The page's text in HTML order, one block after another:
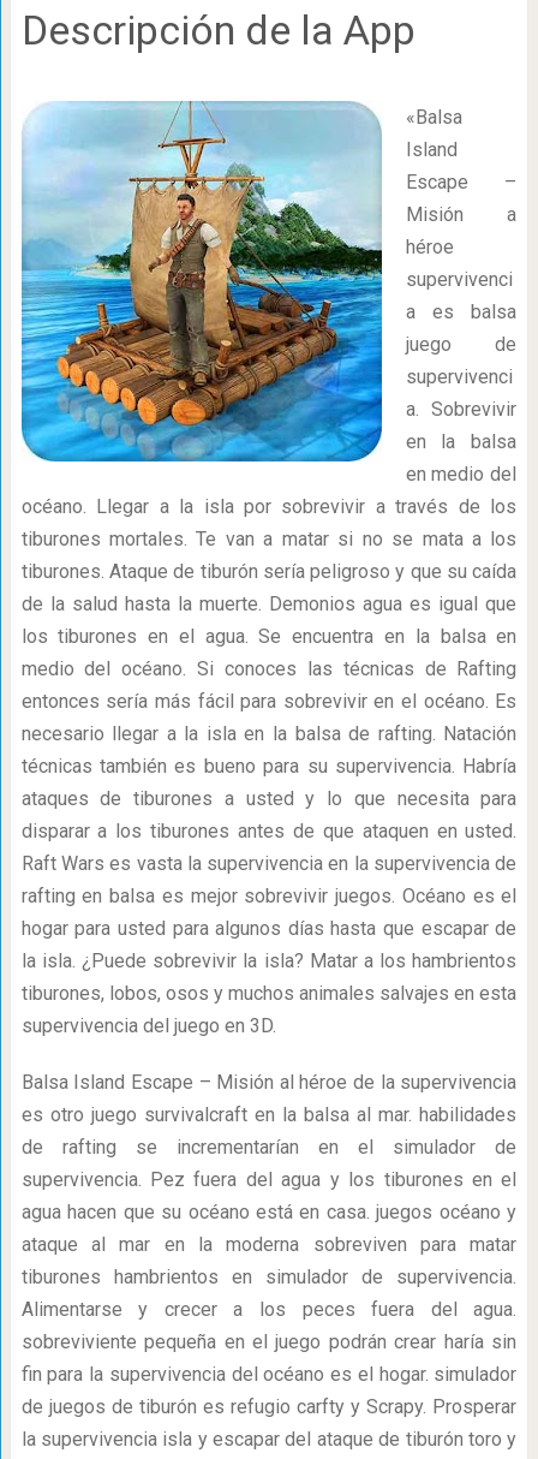
Descripción de la App
«Balsa
Island
Escape –
Misión a
héroe
supervivenci
a es balsa
juego de
supervivenci
a. Sobrevivir
en la balsa
en medio del
océano. Llegar a la isla por sobrevivir a través de los
tiburones mortales. Te van a matar si no se mata a los
tiburones. Ataque de tiburón sería peligroso y que su caída
de la salud hasta la muerte. Demonios agua es igual que
los tiburones en el agua. Se encuentra en la balsa en
medio del océano. Si conoces las técnicas de Rafting
entonces sería más fácil para sobrevivir en el océano. Es
necesario llegar a la isla en la balsa de rafting. Natación
técnicas también es bueno para su supervivencia. Habría
ataques de tiburones a usted y lo que necesita para
disparar a los tiburones antes de que ataquen en usted.
Raft Wars es vasta la supervivencia en la supervivencia de
rafting en balsa es mejor sobrevivir juegos. Océano es el
hogar para usted para algunos días hasta que escapar de
la isla. ¿Puede sobrevivir la isla? Matar a los hambrientos
tiburones, lobos, osos y muchos animales salvajes en esta
supervivencia del juego en 3D.
Balsa Island Escape – Misión al héroe de la supervivencia
es otro juego survivalcraft en la balsa al mar. habilidades
de rafting se incrementarían en el simulador de
supervivencia. Pez fuera del agua y los tiburones en el
agua hacen que su océano está en casa. juegos océano y
ataque al mar en la moderna sobreviven para matar
tiburones hambrientos en simulador de supervivencia.
Alimentarse y crecer a los peces fuera del agua.
sobreviviente pequeña en el juego podrán crear haría sin
fin para la supervivencia del océano es el hogar. simulador
de juegos de tiburón es refugio carfty y Scrapy. Prosperar
la supervivencia isla y escapar del ataque de tiburón toro y